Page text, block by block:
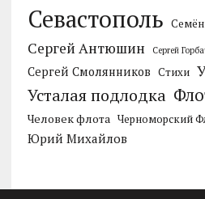
Севастополь
Сергей Антюшин Сергей
Сергей Смолянников Стихи
Усталая подлодка
Человек флота Черноморский
Юрий Михайлов